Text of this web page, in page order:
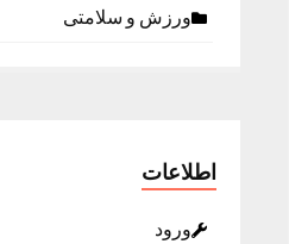
ورزش و سلامتی
اطلاعات
ورود